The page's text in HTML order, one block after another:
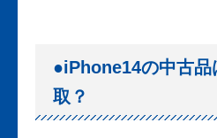
●iPhone14の中古品
取？